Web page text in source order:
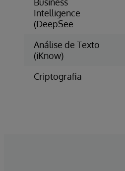
Intelligence
(DeepSee
Análise de Texto
(iKnow)
Criptografia